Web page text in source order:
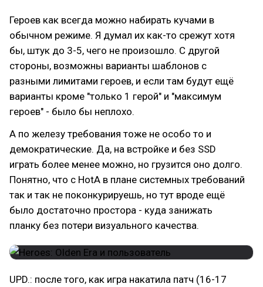
Героев как всегда можно набирать кучами в
обычном режиме. Я думал их как-то срежут хотя
бы, штук до 3-5, чего не произошло. С другой
стороны, возможны варианты шаблонов с
разными лимитами героев, и если там будут ещё
варианты кроме "только 1 герой" и "максимум
героев" - было бы неплохо.
А по железу требования тоже не особо то и
демократические. Да, на встройке и без SSD
играть более менее можно, но грузится оно долго.
Понятно, что с HotA в плане системных требований
так и так не поконкурируешь, но тут вроде ещё
было достаточно простора - куда занижать
планку без потери визуального качества.
UPD.: после того, как игра накатила патч (16-17